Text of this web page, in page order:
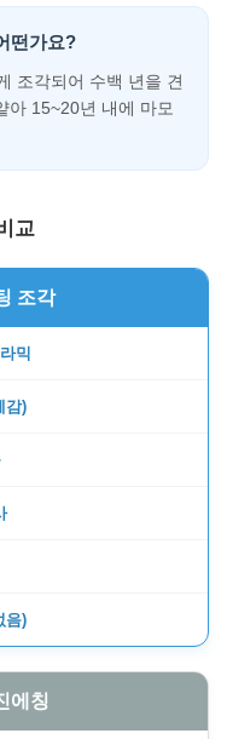
떤가요?
조각되어 수백 년을 견
아 15~20년 내에 마모
교
조각
믹
감)
음)
에칭